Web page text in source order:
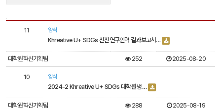
구.
목
록
11 양식
Khreative U+ SDGs 신진연구인력 결과보고서…
대학원혁신기획팀 252 2025-08-20
10 양식
2024-2 Khreative U+ SDGs 대학원생 …
대학원혁신기획팀 288 2025-08-19